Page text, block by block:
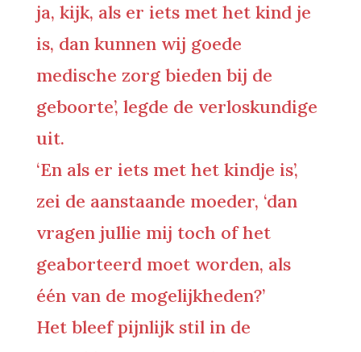
ja, kijk, als er iets met het kind je
is, dan kunnen wij goede
medische zorg bieden bij de
geboorte’, legde de verloskundige
uit.
‘En als er iets met het kindje is’,
zei de aanstaande moeder, ‘dan
vragen jullie mij toch of het
geaborteerd moet worden, als
één van de mogelijkheden?’
Het bleef pijnlijk stil in de